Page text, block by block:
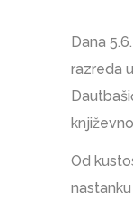
Dana
razreda
Od